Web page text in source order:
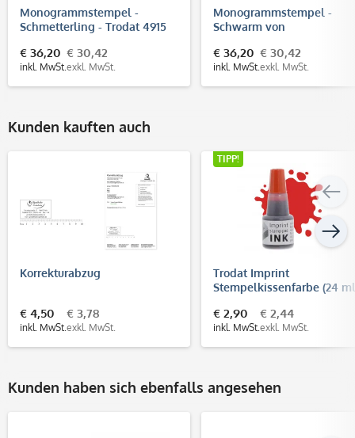
Monogrammstempel -
Schmetterling - Trodat 4915
€ 36,20
inkl. MwSt.
€ 30,42
exkl. MwSt.
Monogrammstempel -
Schwarm von
4915
€ 36,20
inkl. MwSt.
€ 30,42
exkl. MwSt.
Kunden kauften auch
Korrekturabzug
€ 4,50
inkl. MwSt.
€ 3,78
exkl. MwSt.
TIPP!
Trodat Imprint
Stempelkissenfarbe (24
€ 2,90
inkl. MwSt.
€ 2,44
exkl. MwSt.
Kunden haben sich ebenfalls angesehen